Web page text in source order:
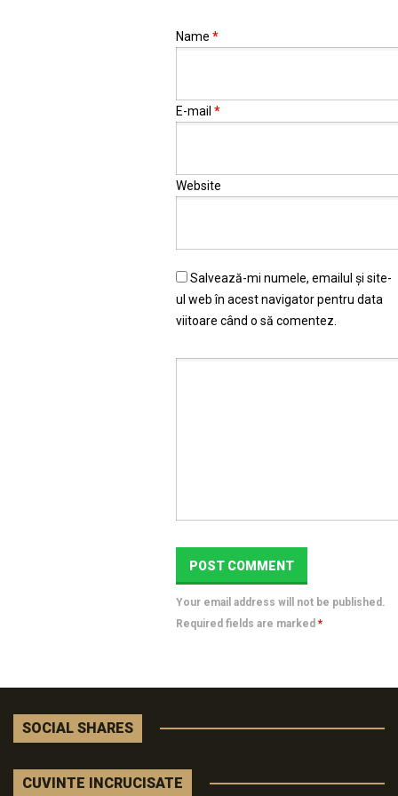
Name *
E-mail *
Website
Salvează-mi numele, emailul și site-
ul web în acest navigator pentru data
viitoare când o să comentez.
Your email address will not be published.
Required fields are marked *
SOCIAL SHARES
CUVINTE INCRUCISATE